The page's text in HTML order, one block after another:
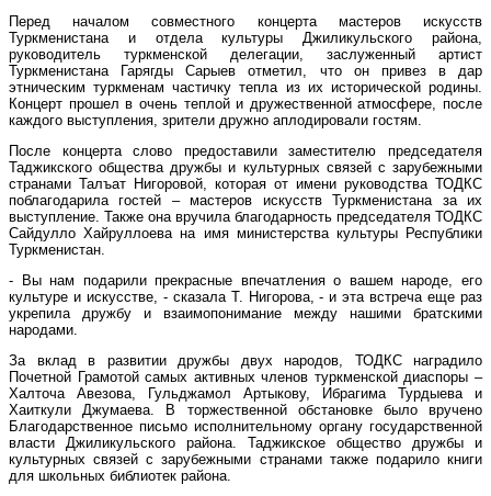
Перед началом совместного концерта мастеров искусств
Туркменистана и отдела культуры Джиликульского района,
руководитель туркменской делегации, заслуженный артист
Туркменистана Гарягды Сарыев отметил, что он привез в дар
этническим туркменам частичку тепла из их исторической родины.
Концерт прошел в очень теплой и дружественной атмосфере, после
каждого выступления, зрители дружно аплодировали гостям.
После концерта слово предоставили заместителю председателя
Таджикского общества дружбы и культурных связей с зарубежными
странами Талъат Нигоровой, которая от имени руководства ТОДКС
поблагодарила гостей – мастеров искусств Туркменистана за их
выступление. Также она вручила благодарность председателя ТОДКС
Сайдулло Хайруллоева на имя министерства культуры Республики
Туркменистан.
- Вы нам подарили прекрасные впечатления о вашем народе, его
культуре и искусстве, - сказала Т. Нигорова, - и эта встреча еще раз
укрепила дружбу и взаимопонимание между нашими братскими
народами.
За вклад в развитии дружбы двух народов, ТОДКС наградило
Почетной Грамотой самых активных членов туркменской диаспоры –
Халточа Авезова, Гульджамол Артыкову, Ибрагима Турдыева и
Хаиткули Джумаева. В торжественной обстановке было вручено
Благодарственное письмо исполнительному органу государственной
власти Джиликульского района. Таджикское общество дружбы и
культурных связей с зарубежными странами также подарило книги
для школьных библиотек района.